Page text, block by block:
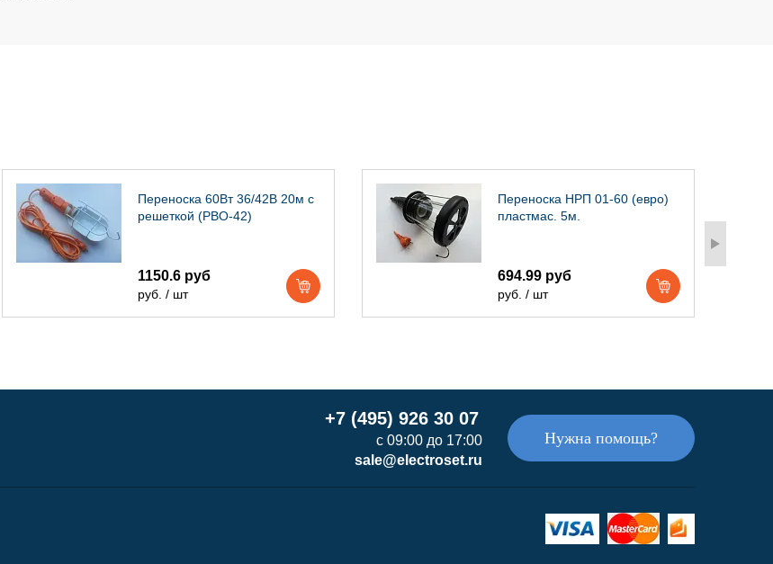
Переноска 60Вт 36/42В 20м с
решеткой (РВО-42)
1150.6 руб
руб. / шт
Переноска НРП 01-60 (евро)
пластмас. 5м.
694.99 руб
руб. / шт
+7 (495) 926 30 07
с 09:00 до 17:00
sale@electroset.ru
Нужна помощь?